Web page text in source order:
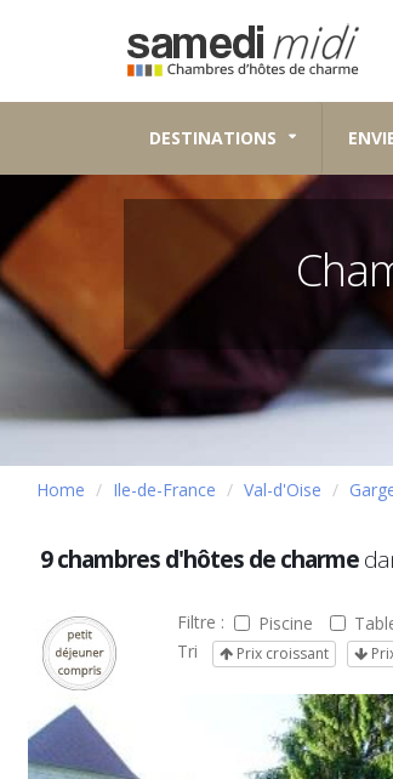
DESTINATIONS
Home Ile-de-France Val-d'Oise
9 chambres d'hôtes de charme
Filtre : Piscine
Tri
Prix croissant